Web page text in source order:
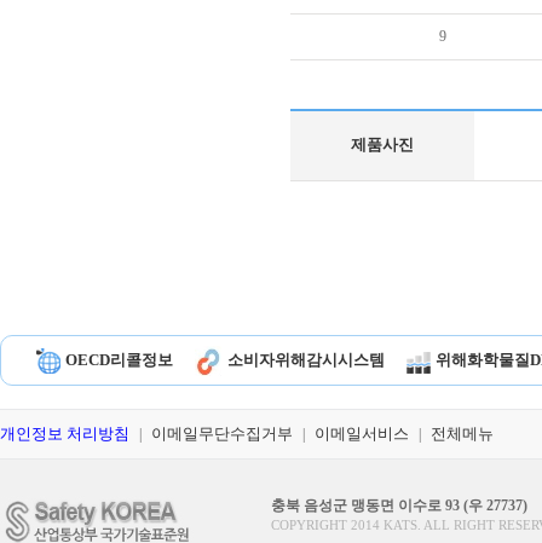
9
제품사진
OECD리콜정보 소비자위해감시시스템 위해화학물질
개인정보 처리방침 이메일무단수집거부 이메일서비스 전체메뉴
충북 음성군 맹동면 이수로 93 (우 27737)
COPYRIGHT 2014 KATS. ALL RIGHT